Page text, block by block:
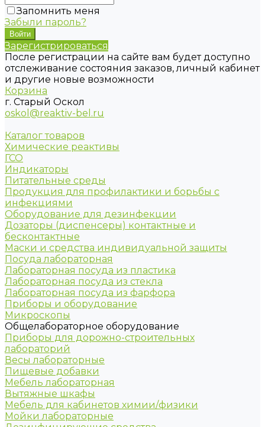
Запомнить меня
Забыли пароль?
Зарегистрироваться
После регистрации на сайте вам будет доступно
отслеживание состояния заказов, личный кабинет
и другие новые возможности
Корзина
г. Старый Оскол
oskol@reaktiv-bel.ru
Каталог товаров
Химические реактивы
ГСО
Индикаторы
Питательные среды
Продукция для профилактики и борьбы с
инфекциями
Оборудование для дезинфекции
Дозаторы (диспенсеры) контактные и
бесконтактные
Маски и средства индивидуальной защиты
Посуда лабораторная
Лабораторная посуда из пластика
Лабораторная посуда из стекла
Лабораторная посуда из фарфора
Приборы и оборудование
Микроскопы
Общелабораторное оборудование
Приборы для дорожно-строительных
лабораторий
Весы лабораторные
Пищевые добавки
Мебель лабораторная
Вытяжные шкафы
Мебель для кабинетов химии/физики
Мойки лабораторные